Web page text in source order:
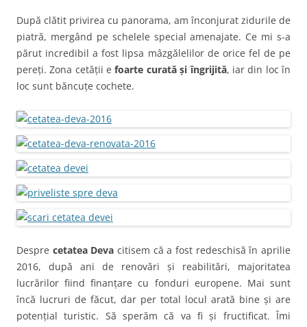
După clătit privirea cu panorama, am înconjurat zidurile de
piatră, mergând pe schelele special amenajate. Ce mi s-a
părut incredibil a fost lipsa mâzgălelilor de orice fel de pe
pereți. Zona cetății efoarte curată și îngrijită, iar din loc în
loc sunt băncuțe cochete.
Despre cetatea Deva citisem că a fost redeschisă în aprilie
2016, după ani de renovări și reabilitări, majoritatea
lucrărilor fiind finanțare cu fonduri europene. Mai sunt
încă lucruri de făcut, dar per total locul arată bine și are
potențial turistic. Să sperăm că va fi și fructificat. Îmi